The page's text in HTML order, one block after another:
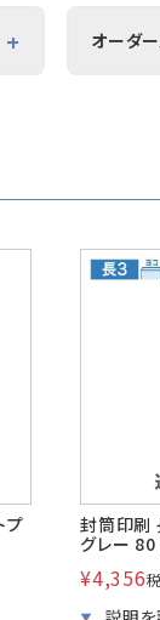
A4サイ
オーダ
プ
封筒印刷
グレー
¥4,356